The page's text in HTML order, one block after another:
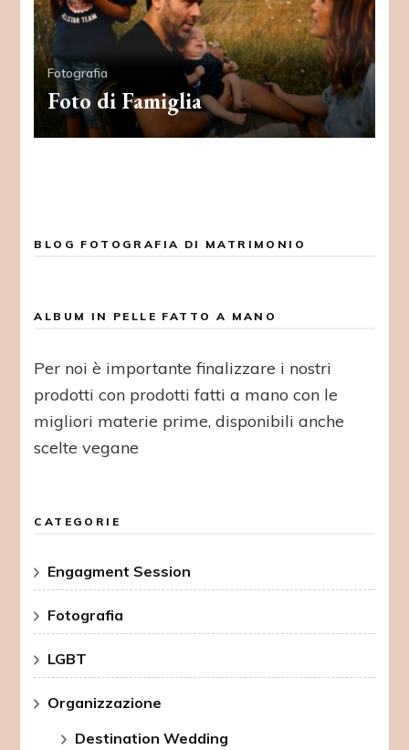
Fotografia
Foto di Famiglia
BLOG FOTOGRAFIA DI MATRIMONIO
ALBUM IN PELLE FATTO A MANO
Per noi è importante finalizzare i nostri
prodotti con prodotti fatti a mano con le
migliori materie prime, disponibili anche
scelte vegane
CATEGORIE
Engagment Session
Fotografia
LGBT
Organizzazione
Destination Wedding